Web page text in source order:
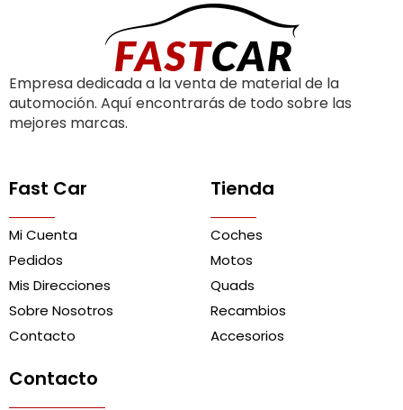
Empresa dedicada a la venta de material de la
automoción. Aquí encontrarás de todo sobre las
mejores marcas.
Fast Car
Mi Cuenta
Pedidos
Mis Direcciones
Sobre Nosotros
Contacto
Tienda
Coches
Motos
Quads
Recambios
Accesorios
Contacto